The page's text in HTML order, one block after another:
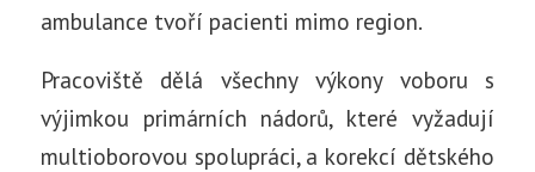
ambulance tvoří pacienti mimo region.
Pracoviště dělá všechny výkony voboru s
výjimkou primárních nádorů, které vyžadují
multioborovou spolupráci, a korekcí dětského